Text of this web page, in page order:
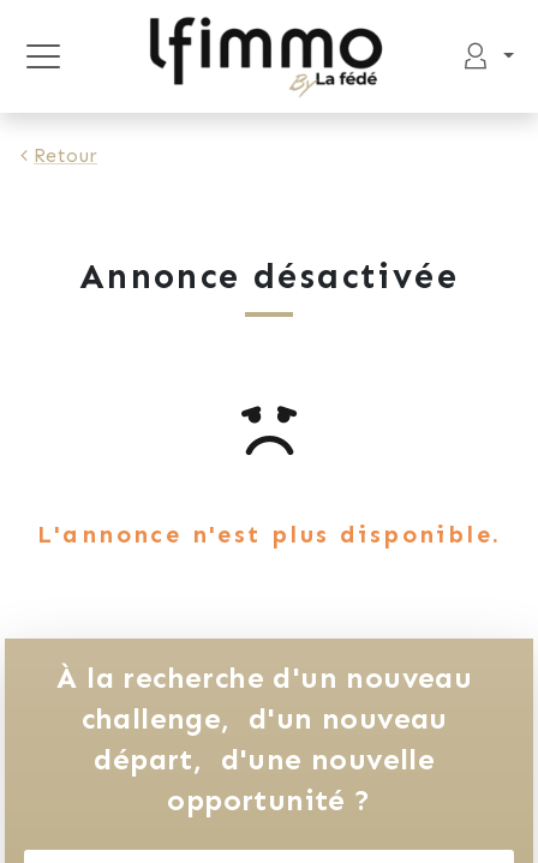
Retour
Annonce désactivée
L'annonce n'est plus disponible.
À la recherche d'un nouveau
challenge,
d'un nouveau
départ,
d'une nouvelle
opportunité ?